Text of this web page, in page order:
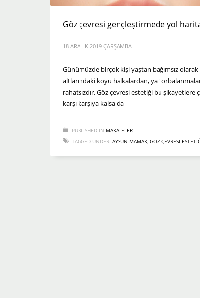
Göz çevresi gençleştirmede yol
18 ARALIK 2019 ÇARŞAMBA
Günümüzde birçok kişi yaştan bağımsız
altlarındaki koyu halkalardan, ya
rahatsızdır. Göz çevresi estetiği bu
karşı karşıya kalsa da
PUBLISHED IN MAKALELER
TAGGED UNDER: AYSUN MAMAK, GÖZ ÇEVRESI